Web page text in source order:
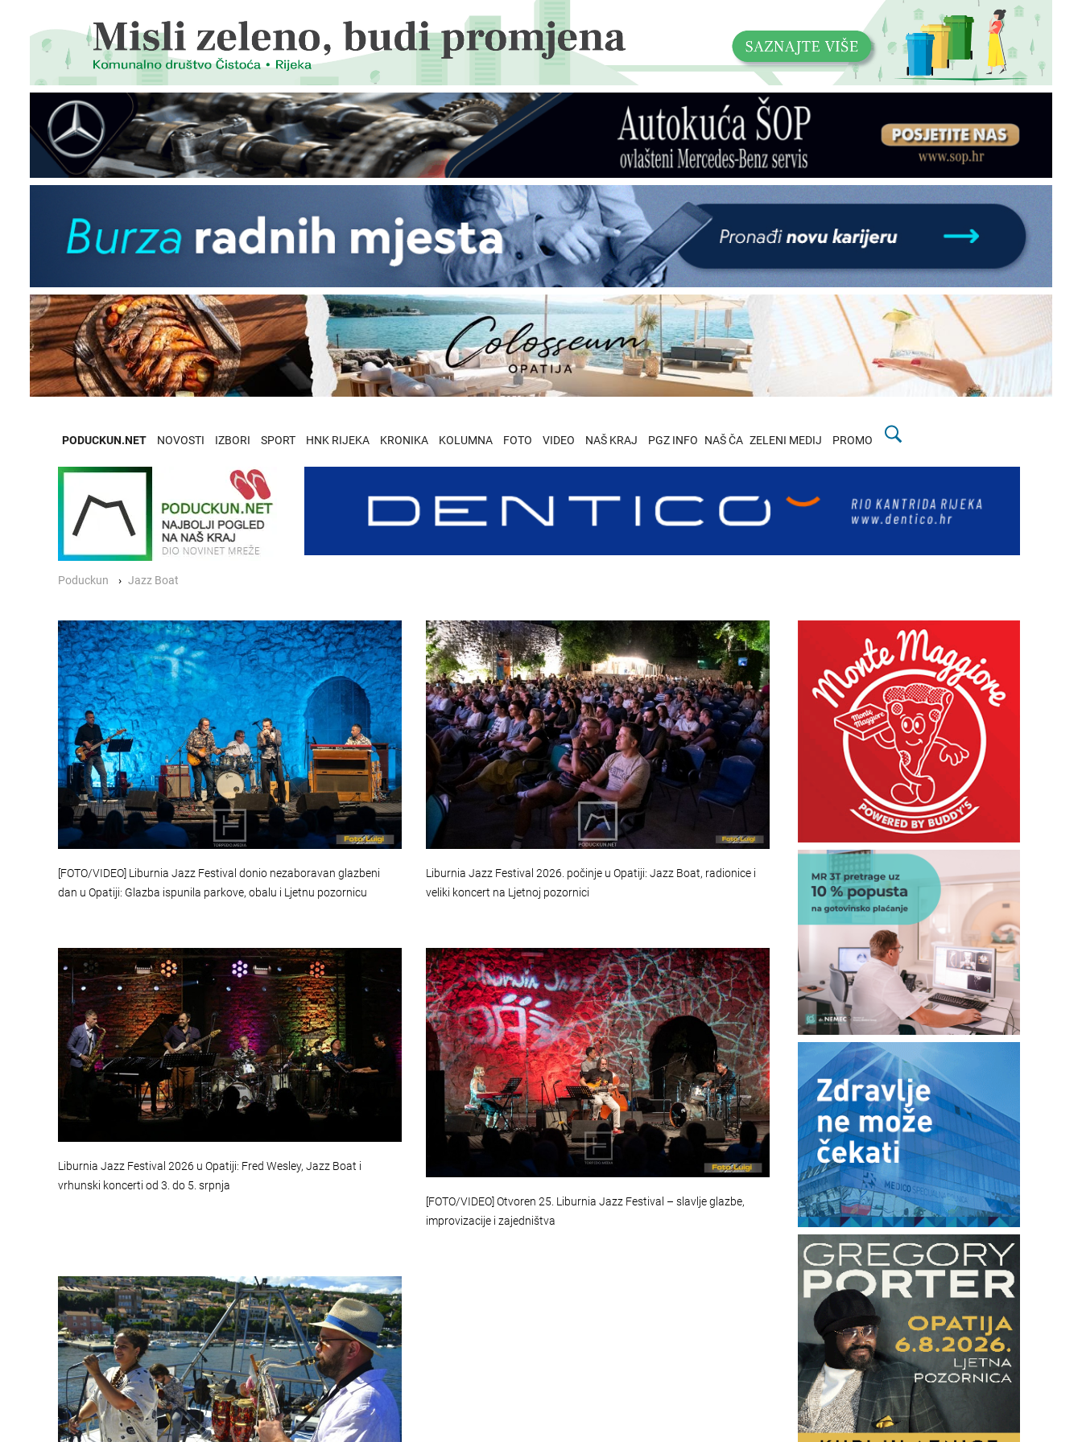
PODUCKUN.NET NOVOSTI IZBORI SPORT HNK RIJEKA KRONIKA KOLUMNA FOTO VIDEO NAŠ KRAJ PGZ INFO NAŠ ČA ZELENI MEDIJ PROMO
Poduckun Jazz Boat
[FOTO/VIDEO] Liburnia Jazz Festival donio nezaboravan glazbeni
dan u Opatiji: Glazba ispunila parkove, obalu i Ljetnu pozornicu
Liburnia Jazz Festival 2026. počinje u Opatiji: Jazz Boat, radionice i
veliki koncert na Ljetnoj pozornici
Liburnia Jazz Festival 2026 u Opatiji: Fred Wesley, Jazz Boat i
vrhunski koncerti od 3. do 5. srpnja
[FOTO/VIDEO] Otvoren 25. Liburnia Jazz Festival – slavlje glazbe,
improvizacije i zajedništva